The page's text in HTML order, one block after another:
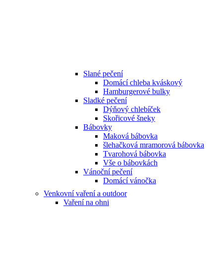
Slané pečení
Domácí chleba kváskový
Hamburgerové bulky
Sladké pečení
Dýňový chlebíček
Skořicové šneky
Bábovky
Maková bábovka
šlehačková mramorová bábovka
Tvarohová bábovka
Vše o bábovkách
Vánoční pečení
Domácí vánočka
Venkovní vaření a outdoor
Vaření na ohni